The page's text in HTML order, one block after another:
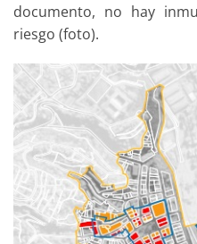
documento, no hay
riesgo (foto).